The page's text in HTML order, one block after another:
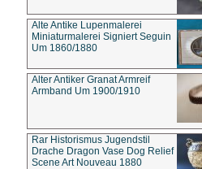
Alte Antike Lupenmalerei
Miniaturmalerei Signiert Seguin
Um 1860/1880
Alter Antiker Granat Armreif
Armband Um 1900/1910
Rar Historismus Jugendstil
Drache Dragon Vase Dog Relief
Scene Art Nouveau 1880